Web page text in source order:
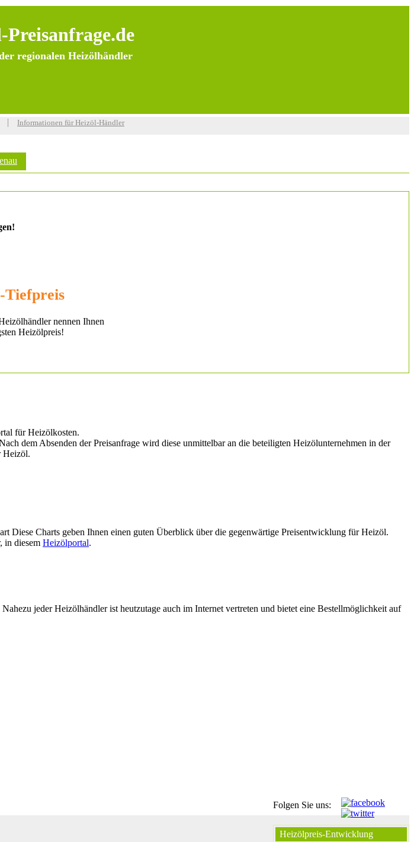
Preisanfrage.de
regionalen Heizölhändler
| Informationen für Heizöl-Händler
Tiefpreis
nennen Ihnen
Heizölpreis!
für Heizölkosten.
dem Absenden der Preisanfrage wird diese unmittelbar an die beteiligten Heizölunternehmen in der
Heizöl.
Diese Charts geben Ihnen einen guten Überblick über die gegenwärtige Preisentwicklung für Heizöl.
in diesem Heizölportal.
jeder Heizölhändler ist heutzutage auch im Internet vertreten und bietet eine Bestellmöglichkeit auf
Folgen Sie uns:
Heizölpreis-Entwicklung